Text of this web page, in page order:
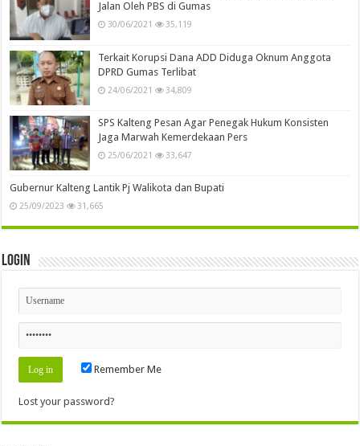
Jalan Oleh PBS di Gumas
30/06/2021 35,119
Terkait Korupsi Dana ADD Diduga Oknum Anggota
DPRD Gumas Terlibat
24/06/2021 34,809
SPS Kalteng Pesan Agar Penegak Hukum Konsisten
Jaga Marwah Kemerdekaan Pers
25/06/2021 33,647
Gubernur Kalteng Lantik Pj Walikota dan Bupati
25/09/2023 31,665
Login
Remember Me
Lost your password?